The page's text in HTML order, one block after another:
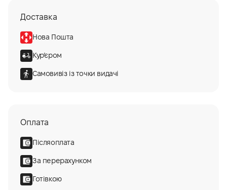
Доставка
Нова Пошта
Курʼєром
Самовивіз із точки видачі
Оплата
Післяоплата
За перерахунком
Готівкою